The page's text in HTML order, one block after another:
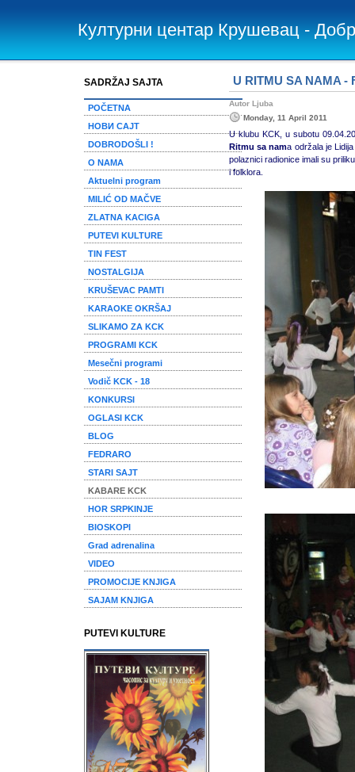
Културни центар Крушевац -
SADRŽAJ SAJTA
POČETNA
НОВИ САЈТ
DOBRODOŠLI !
O NAMA
Aktuelni program
MILIĆ OD MAČVE
ZLATNA KACIGA
PUTEVI KULTURE
TIN FEST
NOSTALGIJA
KRUŠEVAC PAMTI
KARAOKE OKRŠAJ
SLIKAMO ZA KCK
PROGRAMI KCK
Mesečni programi
Vodič KCK - 18
KONKURSI
OGLASI KCK
BLOG
FEDRARO
STARI SAJT
KABARE KCK
HOR SRPKINJE
BIOSKOPI
Grad adrenalina
VIDEO
PROMOCIJE KNJIGA
SAJAM KNJIGA
PUTEVI KULTURE
U RITMU SA NAMA -
Autor Ljuba
Monday, 11 April 2011
U klubu KCK, u subotu
Ritmu sa nama održala je
polaznici radionice imali su
i folklora.